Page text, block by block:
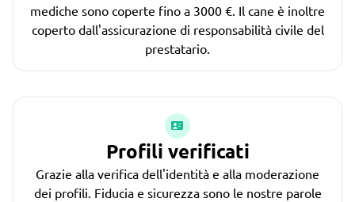
mediche sono coperte fino a 3000 €. Il cane è inoltre
coperto dall'assicurazione di responsabilità civile del
prestatario.
Profili verificati
Grazie alla verifica dell'identità e alla moderazione
dei profili. Fiducia e sicurezza sono le nostre parole